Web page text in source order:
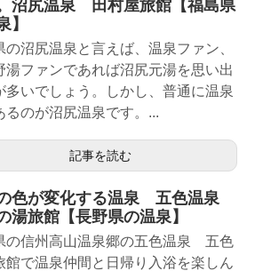
沼尻温泉 田村屋旅館【福島県
】
の沼尻温泉と言えば、温泉ファン、
湯ファンであれば沼尻元湯を思い出
多いでしょう。しかし、普通に温泉
るのが沼尻温泉です。...
記事を読む
色が変化する温泉 五色温泉
湯旅館【長野県の温泉】
の信州高山温泉郷の五色温泉 五色
館で温泉仲間と日帰り入浴を楽しん